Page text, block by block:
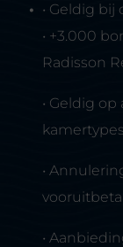
• Geldig
• +3.000
Radisson
• Geldig
kamertypes
•
•